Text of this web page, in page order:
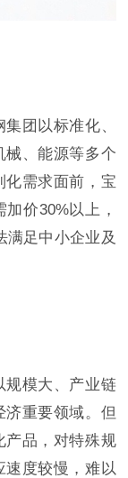
团以标准化、
械、能源等多个
化需求面前，宝
价30%以上，
满足中小企业及
规模大、产业链
重要领域。但
产品，对特殊规
度较慢，难以